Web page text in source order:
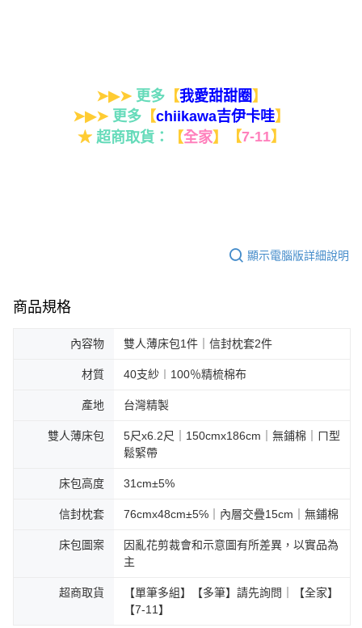
➤▶➤ 更多【我愛甜甜圈 】
➤▶➤ 更多 【chiikawa吉伊卡哇】
★ 超商取貨： 【全家】 【7-11】
顯示電腦版詳細說明
商品規格
內容物 雙人薄床包1件｜信封枕套2件
材質 40支紗︱100％精梳棉布
產地 台灣精製
雙人薄床包
5尺x6.2尺｜150cmx186cm｜無鋪棉｜ㄇ型
鬆緊帶
床包高度 31cm±5%
信封枕套 76cmx48cm±5℅｜內層交疊15cm｜無鋪棉
床包圖案
因亂花剪裁會和示意圖有所差異，以實品為
主
超商取貨
【單筆多組】【多筆】請先詢問｜【全家】
【7-11】